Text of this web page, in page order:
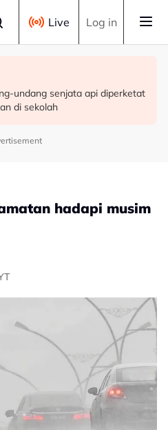
Live Log in
hari ini
ditahan bantu siasatan
agama
undang senjata api diperketat
di sekolah
hadapi musim